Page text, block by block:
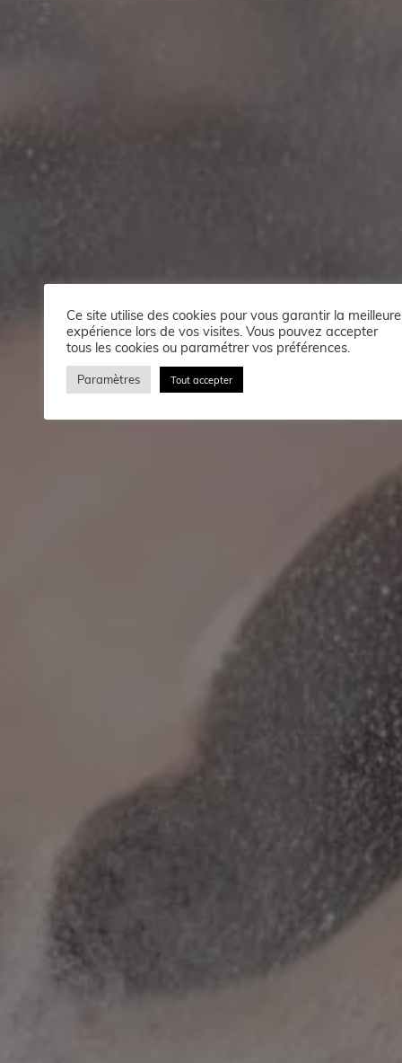
Ce site utilise des cookies pour vous garantir la meilleure
expérience lors de vos visites. Vous pouvez accepter
tous les cookies ou paramétrer vos préférences.
Paramètres Tout accepter